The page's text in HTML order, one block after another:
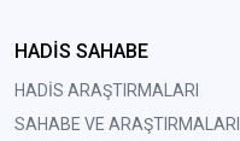
HADİS SAHABE
HADİS ARAŞTIRMALARI
SAHABE VE ARAŞTIRMALARI